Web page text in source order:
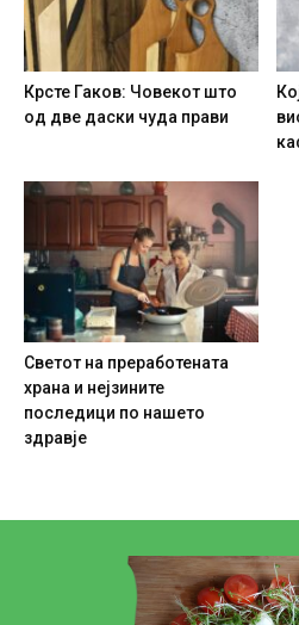
Крсте Гаков: Човекот што
од две даски чуда прави
Светот на преработената
храна и нејзините
последици по нашето
здравје